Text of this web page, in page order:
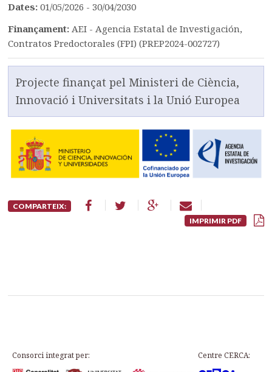
Dates:01/05/2026 - 30/04/2030
Finançament:AEI - Agencia Estatal de Investigación,
Contratos Predoctorales (FPI) (PREP2024-002727)
Projecte finançat pel Ministeri de Ciència,
Innovació i Universitats i la Unió Europea
COMPARTEIX:
IMPRIMIR PDF
Consorci integrat per: Centre CERCA: